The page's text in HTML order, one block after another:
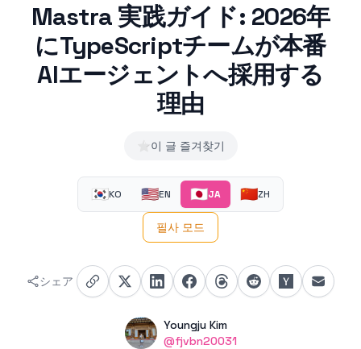
Mastra 実践ガイド: 2026年
にTypeScriptチームが本番
AIエージェントへ採用する
理由
⭐이 글 즐겨찾기
🇰🇷KO 🇺🇸EN 🇯🇵JA 🇨🇳ZH
필사 모드
シェア
Name
Youngju Kim
Twitter
@fjvbn20031